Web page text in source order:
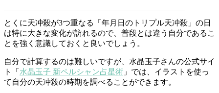
とくに天冲殺が3つ重なる「年月日のトリプル天冲殺」の日
は特に大きな変化が訪れるので、普段とは違う自分であるこ
とを強く意識しておくと良いでしょう。
自分で計算するのは難しいですが、水晶玉子さんの公式サイ
ト「 水晶玉子 新ペルシャン占星術 」では、イラストを使っ
て自分の天冲殺の時期を調べることができます。